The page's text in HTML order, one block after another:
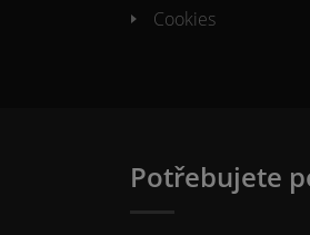
Cookies
Potřebujete